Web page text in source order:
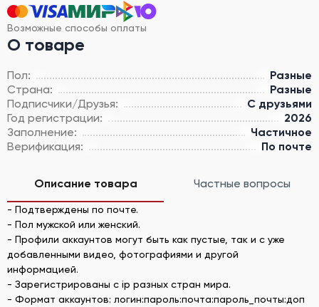
Возможные способы оплаты
О товаре
Пол:
Разные
Страна:
Разные
Подписчики/Друзья:
С друзьями
Год регистрации:
2026
Заполнение:
Частичное
Верификация:
По почте
Описание товара Частные вопросы
- Подтверждены по почте.
- Пол мужской или женский.
- Профили аккаунтов могут быть как пустые, так и с уже
добавленными видео, фотографиями и другой
информацией.
- Зарегистрированы с ip разных стран мира.
- Формат аккаунтов: логин:пароль:почта:пароль_почты:доп